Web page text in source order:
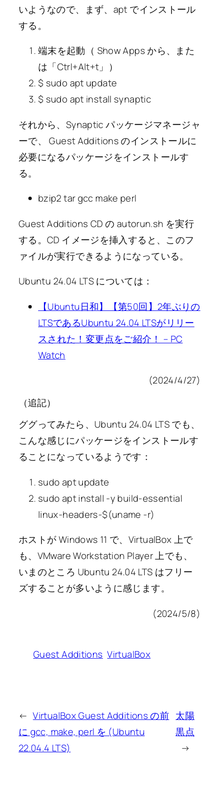
いようなので、まず、apt でインストール
する。
端末を起動（ Show Apps から、また
は「Ctrl+Alt+t」）
$ sudo apt update
$ sudo apt install synaptic
それから、Synaptic パッケージマネージャ
ーで、 Guest Additions のインストールに
必要になるパッケージをインストールす
る。
bzip2 tar gcc make perl
Guest Additions CD の autorun.sh を実行
する。CD イメージを挿入すると、このフ
ァイルが実行できるようになっている。
Ubuntu 24.04 LTS については：
【Ubuntu日和】【第50回】2年ぶりの
LTSであるUbuntu 24.04 LTSがリリー
スされた！変更点をご紹介！ – PC
Watch
(2024/4/27)
（追記）
ググってみたら、Ubuntu 24.04 LTS でも、
こんな感じにパッケージをインストールす
ることになっているようです：
sudo apt update
sudo apt install -y build-essential
linux-headers-$(uname -r)
ホストが Windows 11 で、VirtualBox 上で
も、VMware Workstation Player 上でも、
いまのところ Ubuntu 24.04 LTS はフリー
ズすることが多いように感じます。
(2024/5/8)
Guest Additions VirtualBox
← VirtualBox Guest Additions の前
に gcc, make, perl を (Ubuntu
22.04.4 LTS)
太陽
黒点
→